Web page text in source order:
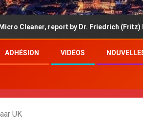
report by Dr. Friedrich (Fritz) Pattis
ADHÉSION VIDÉOS
UK